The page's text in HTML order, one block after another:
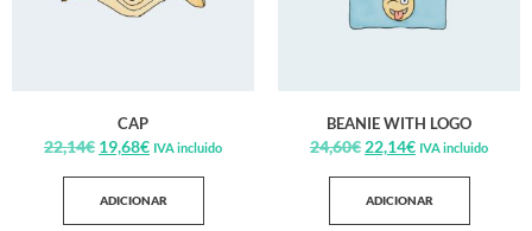
CAP
22,14€ 19,68€ IVA incluido
ADICIONAR
BEANIE WITH LOGO
24,60€ 22,14€ IVA incluido
ADICIONAR